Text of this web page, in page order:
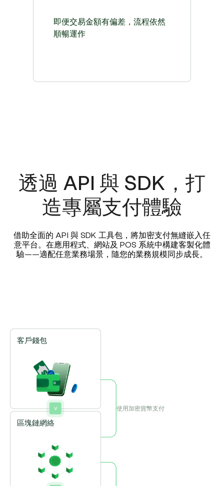
即便交易金額有偏差，流程依然
順暢運作
透過 API 與 SDK，打
造專屬支付體驗
借助全面的 API 與 SDK 工具包，將加密支付無縫嵌入任
意平台。在應用程式、網站及 POS 系統中構建客製化體
驗——適配任意業務場景，隨您的業務規模同步成長。
使用加密貨幣支付
客戶錢包
區塊鏈網絡